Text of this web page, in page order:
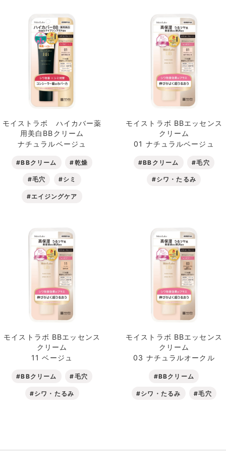
モイストラボ ハイカバー薬
用美白BBクリーム
ナチュラルベージュ
#BBクリーム #乾燥
#毛穴 #シミ
#エイジングケア
モイストラボ BBエッセンス
クリーム
01 ナチュラルベージュ
#BBクリーム #毛穴
#シワ・たるみ
モイストラボ BBエッセンス
クリーム
11 ベージュ
#BBクリーム #毛穴
#シワ・たるみ
モイストラボ BBエッセンス
クリーム
03 ナチュラルオークル
#BBクリーム
#シワ・たるみ #毛穴